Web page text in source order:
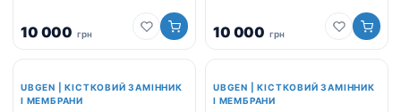
10 000 грн 10 000 грн
UBGEN | КІСТКОВИЙ ЗАМІННИК
І МЕМБРАНИ
UBGEN | КІСТКОВИЙ ЗАМІННИК
І МЕМБРАНИ